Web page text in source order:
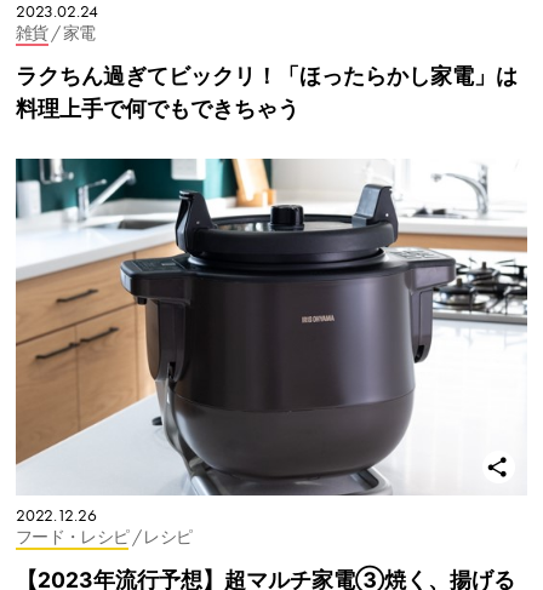
2023.02.24
雑貨/ 家電
ラクちん過ぎてビックリ！「ほったらかし家電」は
料理上手で何でもできちゃう
2022.12.26
フード・レシピ / レシピ
【2023年流行予想】超マルチ家電③焼く、揚げる